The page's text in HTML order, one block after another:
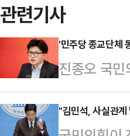
관련기사
'민주당 종교단체
진종오 국
선에 활용
국민의힘
"김민석, 사실관